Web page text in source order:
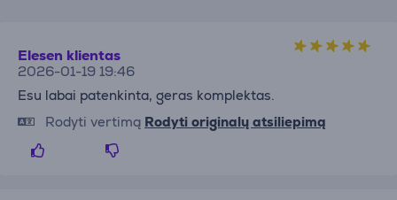
Elesen klientas
2026-01-19 19:46
Esu labai patenkinta, geras komplektas.
Rodyti vertimą Rodyti originalų atsiliepimą